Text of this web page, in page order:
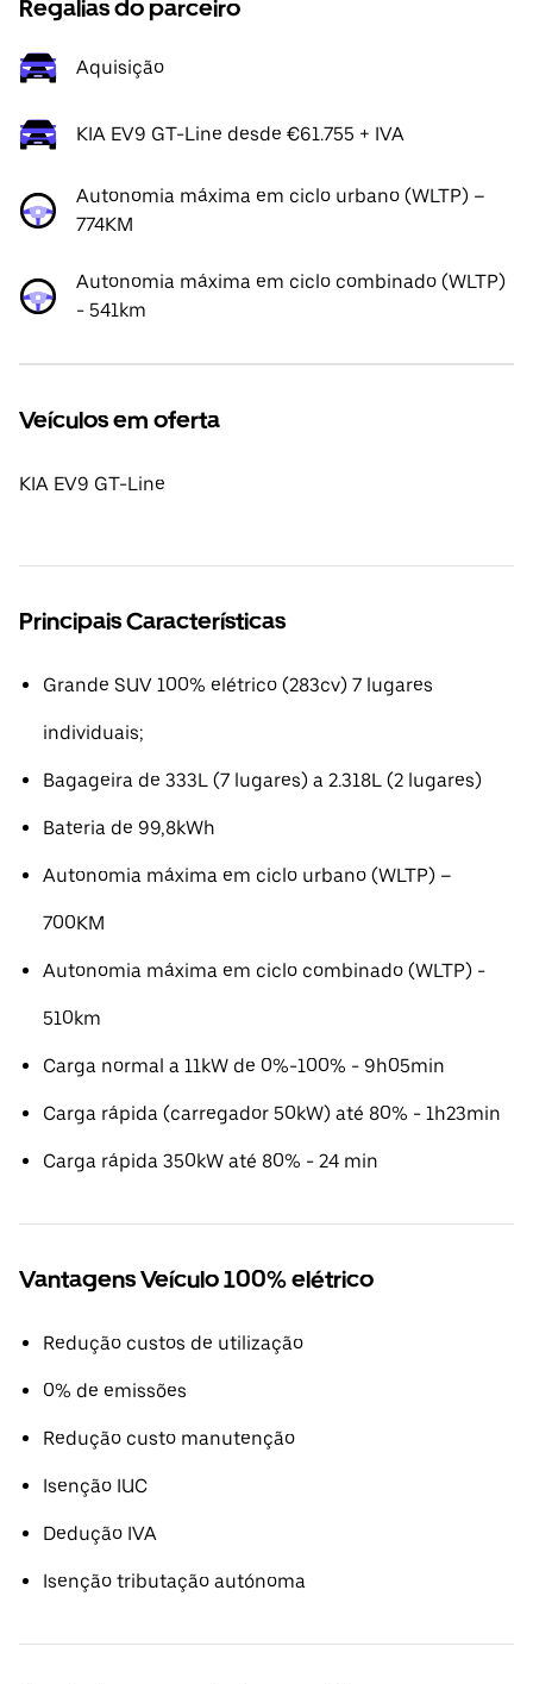
Regalias do parceiro
Aquisição
KIA EV9 GT-Line desde €61.755 + IVA
Autonomia máxima em ciclo urbano (WLTP) –
774KM
Autonomia máxima em ciclo combinado (WLTP)
- 541km
Veículos em oferta
KIA EV9 GT-Line
Principais Características
Grande SUV 100% elétrico (283cv) 7 lugares
individuais;
Bagageira de 333L (7 lugares) a 2.318L (2 lugares)
Bateria de 99,8kWh
Autonomia máxima em ciclo urbano (WLTP) –
700KM
Autonomia máxima em ciclo combinado (WLTP) -
510km
Carga normal a 11kW de 0%-100% - 9h05min
Carga rápida (carregador 50kW) até 80% - 1h23min
Carga rápida 350kW até 80% - 24 min
Vantagens Veículo 100% elétrico
Redução custos de utilização
0% de emissões
Redução custo manutenção
Isenção IUC
Dedução IVA
Isenção tributação autónoma